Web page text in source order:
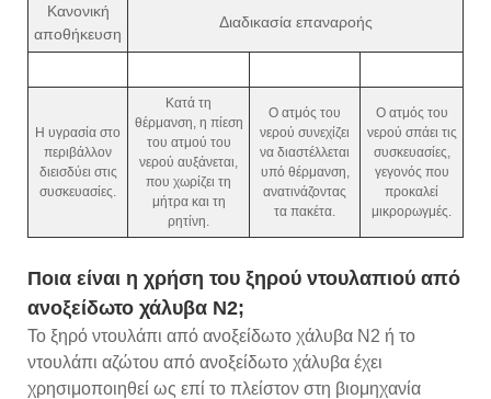
Κανονική
αποθήκευση
Διαδικασία επαναροής
Η υγρασία στο
περιβάλλον
διεισδύει στις
συσκευασίες.
Κατά τη
θέρμανση, η πίεση
του ατμού του
νερού αυξάνεται,
που χωρίζει τη
μήτρα και τη
ρητίνη.
Ο ατμός του
νερού συνεχίζει
να διαστέλλεται
υπό θέρμανση,
ανατινάζοντας
τα πακέτα.
Ο ατμός του
νερού σπάει τις
συσκευασίες,
γεγονός που
προκαλεί
μικρορωγμές.
Ποια είναι η χρήση του ξηρού ντουλαπιού από
ανοξείδωτο χάλυβα N2;
Το ξηρό ντουλάπι από ανοξείδωτο χάλυβα N2 ή το
ντουλάπι αζώτου από ανοξείδωτο χάλυβα έχει
χρησιμοποιηθεί ως επί το πλείστον στη βιομηχανία